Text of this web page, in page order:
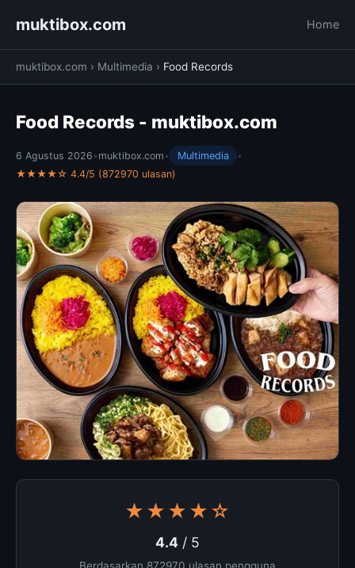
muktibox.com Home
muktibox.com › Multimedia › Food Records
Food Records - muktibox.com
6 Agustus 2026 • muktibox.com • Multimedia
•
★★★★☆ 4.4/5 (872970 ulasan)
★★★★☆
4.4 / 5
Berdasarkan 872970 ulasan pengguna